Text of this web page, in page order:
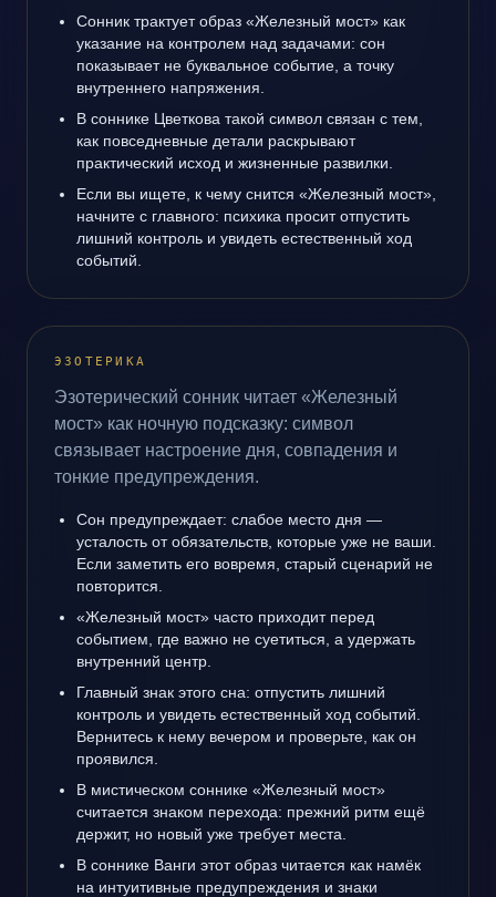
Сонник трактует образ «Железный мост» как
указание на контролем над задачами: сон
показывает не буквальное событие, а точку
внутреннего напряжения.
В соннике Цветкова такой символ связан с тем,
как повседневные детали раскрывают
практический исход и жизненные развилки.
Если вы ищете, к чему снится «Железный мост»,
начните с главного: психика просит отпустить
лишний контроль и увидеть естественный ход
событий.
ЭЗОТЕРИКА
Эзотерический сонник читает «Железный
мост» как ночную подсказку: символ
связывает настроение дня, совпадения и
тонкие предупреждения.
Сон предупреждает: слабое место дня —
усталость от обязательств, которые уже не ваши.
Если заметить его вовремя, старый сценарий не
повторится.
«Железный мост» часто приходит перед
событием, где важно не суетиться, а удержать
внутренний центр.
Главный знак этого сна: отпустить лишний
контроль и увидеть естественный ход событий.
Вернитесь к нему вечером и проверьте, как он
проявился.
В мистическом соннике «Железный мост»
считается знаком перехода: прежний ритм ещё
держит, но новый уже требует места.
В соннике Ванги этот образ читается как намёк
на интуитивные предупреждения и знаки